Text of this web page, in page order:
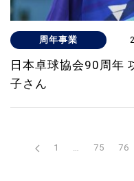
周年事業
日本卓球協会90周年
子さん
1 … 75 76